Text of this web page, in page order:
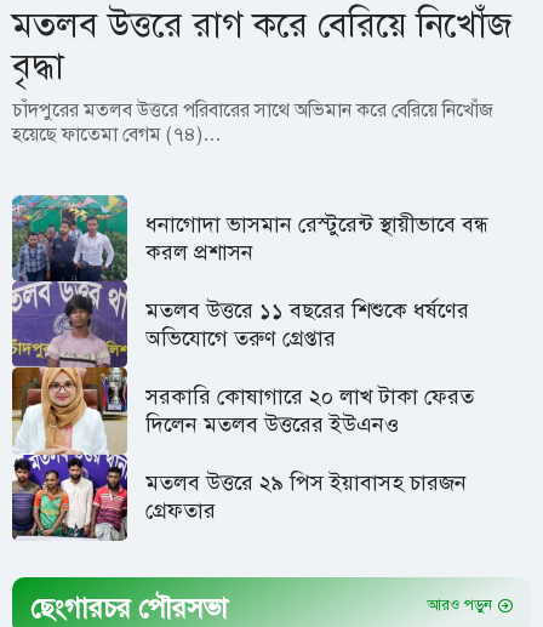
মতলব উত্তরে রাগ করে বেরিয়ে নিখোঁজ
বৃদ্ধা
চাঁদপুরের মতলব উত্তরে পরিবারের সাথে অভিমান করে বেরিয়ে নিখোঁজ
হয়েছে ফাতেমা বেগম (৭৪)…
ধনাগোদা ভাসমান রেস্টুরেন্ট স্থায়ীভাবে বন্ধ
করল প্রশাসন
মতলব উত্তরে ১১ বছরের শিশুকে ধর্ষণের
অভিযোগে তরুণ গ্রেপ্তার
সরকারি কোষাগারে ২০ লাখ টাকা ফেরত
দিলেন মতলব উত্তরের ইউএনও
মতলব উত্তরে ২৯ পিস ইয়াবাসহ চারজন
গ্রেফতার
ছেংগারচর পৌরসভা আরও পড়ুন